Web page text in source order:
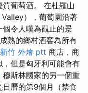
葡萄酒。 在杜羅山
Valley），葡萄園沿著
令人嘆為觀止的景
熟的鄉村酒窖為所有
新竹 外燴 ptt 商店，商
但是匈牙利可能會有
穆斯林國家的另一個重
曆的第9個月（禁食